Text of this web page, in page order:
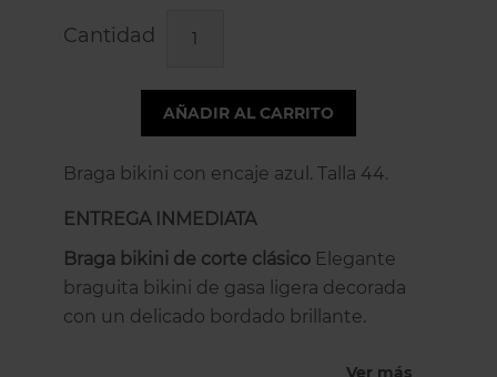
Cantidad
AÑADIR AL CARRITO
Braga bikini con encaje azul. Talla 44.
ENTREGA INMEDIATA
Braga bikini de corte clásicoElegante
braguita bikini de gasa ligera decorada
con un delicado bordado brillante.
Ver más